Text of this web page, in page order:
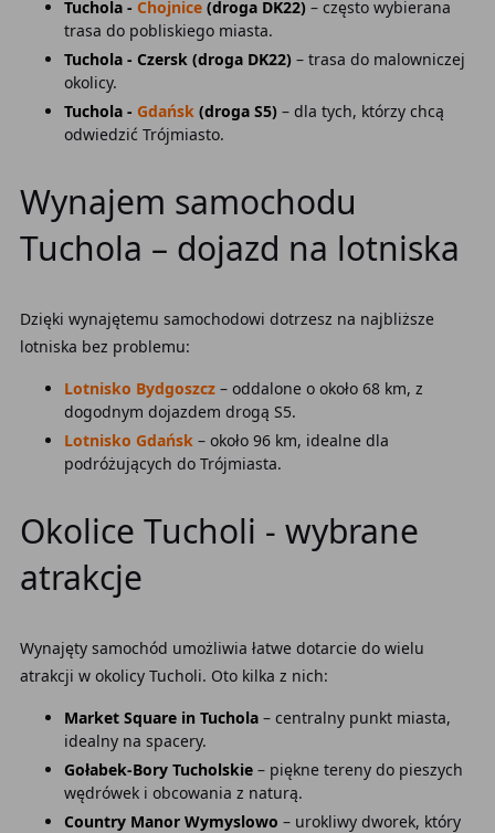
Tuchola - Chojnice(droga DK22)– często wybierana
trasa do pobliskiego miasta.
Tuchola - Czersk (droga DK22)– trasa do malowniczej
okolicy.
Tuchola - Gdańsk(droga S5)– dla tych, którzy chcą
odwiedzić Trójmiasto.
Wynajem samochodu
Tuchola – dojazd na lotniska
Dzięki wynajętemu samochodowi dotrzesz na najbliższe
lotniska bez problemu:
Lotnisko Bydgoszcz– oddalone o około 68 km, z
dogodnym dojazdem drogą S5.
Lotnisko Gdańsk– około 96 km, idealne dla
podróżujących do Trójmiasta.
Okolice Tucholi - wybrane
atrakcje
Wynajęty samochód umożliwia łatwe dotarcie do wielu
atrakcji w okolicy Tucholi. Oto kilka z nich:
Market Square in Tuchola– centralny punkt miasta,
idealny na spacery.
Gołabek-Bory Tucholskie– piękne tereny do pieszych
wędrówek i obcowania z naturą.
Country Manor Wymyslowo – urokliwy dworek, który